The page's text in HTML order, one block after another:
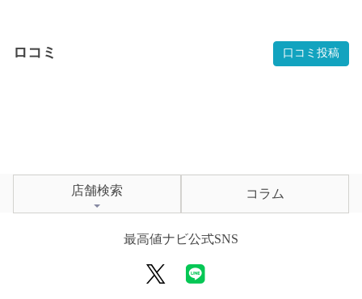
ロコミ 口コミ投稿
店舗検索 コラム
最高値ナビ公式SNS